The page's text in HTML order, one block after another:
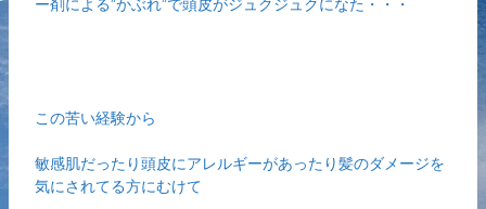
ー剤による”かぶれ”で頭皮がジュクジュクになた・・・
この苦い経験から
敏感肌だったり頭皮にアレルギーがあったり髪のダメージを
気にされてる方にむけて